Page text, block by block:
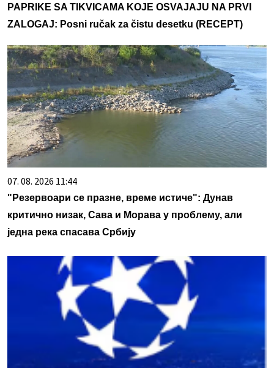
PAPRIKE SA TIKVICAMA KOJE OSVAJAJU NA PRVI
ZALOGAJ: Posni ručak za čistu desetku (RECEPT)
07. 08. 2026 11:44
"Резервоари се празне, време истиче": Дунав
критично низак, Сава и Морава у проблему, али
једна река спасава Србију